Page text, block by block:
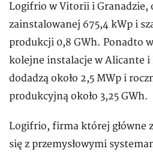
Logifrio w Vitorii i Granadzie,
zainstalowanej 675,4 kWp i
produkcji 0,8 GWh. Ponadto
kolejne instalacje w Alicante
dodadzą około 2,5 MWp i
produkcyjną około 3,25 GWh.
Logifrio, firma której główne
się z przemysłowymi